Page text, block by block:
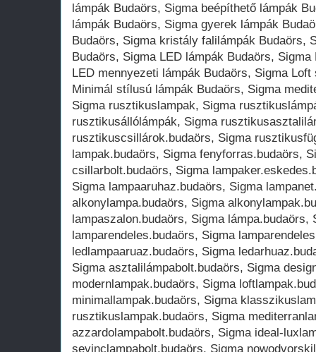
lámpák Budaörs, Sigma beépíthető lámpák
lámpák Budaörs, Sigma gyerek lámpák
Budaörs, Sigma kristály falilámpák Budaörs,
Budaörs, Sigma LED lámpák Budaörs,
LED mennyezeti lámpák Budaörs, Sigma
Minimál stílusú lámpák Budaörs, Sigma
Sigma rusztikuslampak, Sigma
rusztikusállólámpák, Sigma
rusztikuscsillárok.budaörs, Sigma
lampak.budaörs, Sigma fenyforras.budaörs,
csillarbolt.budaörs, Sigma
Sigma lampaaruhaz.budaörs, Sigma
alkonylampa.budaörs, Sigma
lampaszalon.budaörs, Sigma
lamparendeles.budaörs, Sigma
ledlampaaruaz.budaörs, Sigma
Sigma asztalilámpabolt.budaörs, Sigma
modernlampak.budaörs, Sigma
minimallampak.budaörs, Sigma
rusztikuslampak.budaörs, Sigma
azzardolampabolt.budaörs, Sigma ideal-
sevinclampabolt.budaörs, Sigma